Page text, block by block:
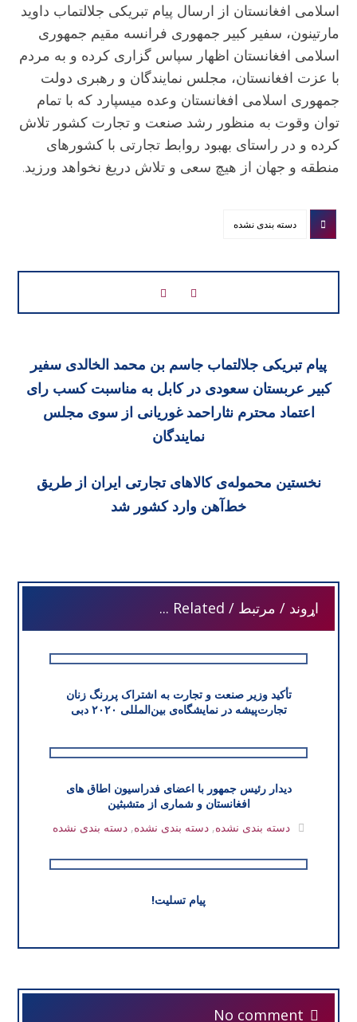
اسلامی افغانستان از ارسال پیام تبریکی جلالتماب داوید
مارتینون، سفیر کبیر جمهوری فرانسه مقیم جمهوری
اسلامی افغانستان اظهار سپاس گزاری کرده و به مردم
با عزت افغانستان، مجلس نمایندگان و رهبری دولت
جمهوری اسلامی افغانستان وعده میسپارد که با تمام
توان وقوت به منظور رشد صنعت و تجارت کشور تلاش
کرده و در راستای بهبود روابط تجارتی با کشورهای
منطقه و جهان از هیچ سعی و تلاش دریغ نخواهد ورزید.
دسته بندی نشده
پیام تبریکی جلالتماب جاسم بن محمد الخالدی سفیر
کبیر عربستان سعودی در کابل به مناسبت کسب رای
اعتماد محترم نثاراحمد غوریانی از سوی مجلس
نمایندگان
نخستین محموله‌ی کالاهای تجارتی ایران از طریق
خط‌آهن وارد کشور شد
اړوند / مرتبط / Related ...
تأکید وزیر صنعت و تجارت به اشتراک پررنگ زنان
تجارت‌پیشه در نمایشگاه‌ی بین‌المللی ۲۰۲۰ دبی
دیدار رئیس جمهور با اعضای فدراسیون اطاق های
افغانستان و شماری از متشبثین
دسته بندی نشده, دسته بندی نشده, دسته بندی نشده
پیام تسلیت!
No comment